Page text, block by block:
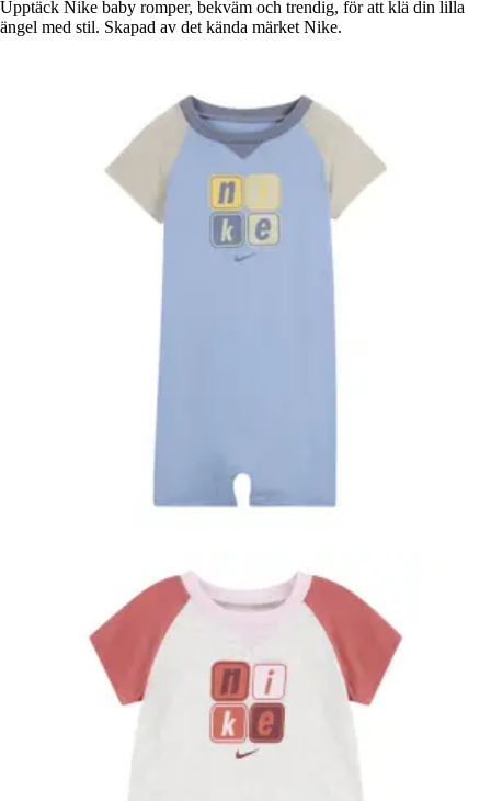
Upptäck Nike baby romper, bekväm och trendig, för att klä din lilla
ängel med stil. Skapad av det kända märket Nike.